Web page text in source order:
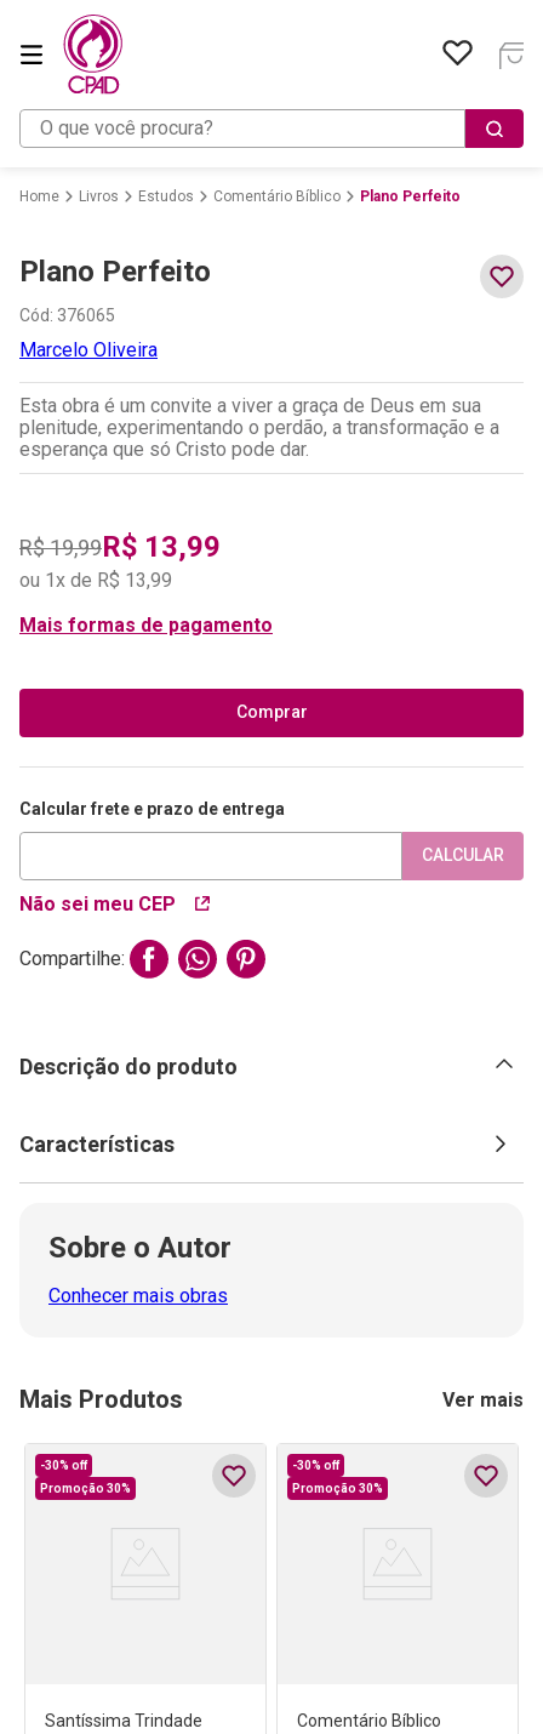
O que você procura?
Livros Estudos Comentário Bíblico Plano Perfeito
Plano Perfeito
Cód: 376065
Marcelo Oliveira
Esta obra é um convite a viver a graça de Deus em sua
plenitude, experimentando o perdão, a transformação e a
esperança que só Cristo pode dar.
R$19,99R$ 13,99
ou 1 x de R$ 13,99
Mais formas de pagamento
Comprar
Calcular frete e prazo de entrega
Não sei meu CEP
CALCULAR
Compartilhe:
Descrição do produto
Características
Sobre o Autor
Conhecer mais obras
Mais Produtos Ver mais
-30% off
Promoção 30%
Santíssima Trindade
-30% off
Promoção 30%
Comentário Bíblico